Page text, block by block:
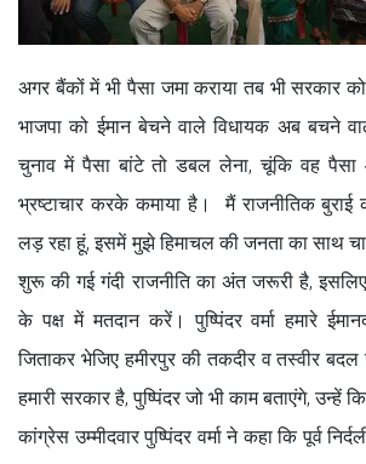
अगर बैंकों में भी पैसा जमा कराया तब भी सरकार
भाजपा को ईमान बेचने वाले विधायक अब बचने
चुनाव में पैसा बांटे तो डबल लेना, चूंकि वह
भ्रष्टाचार करके कमाया है। मैं राजनीतिक
लड़ रहा हूं, इसमें मुझे हिमाचल की जनता का साथ
शुरू की गई गंदी राजनीति का अंत जरूरी है,
के पक्ष में मतदान करें। पुष्पिंदर वर्मा हमारे
जिताकर भेजिए हमीरपुर की तकदीर व तस्वीर
हमारी सरकार है, पुष्पिंदर जो भी काम बताएंगे, उन्हें
कांग्रेस उम्मीदवार पुष्पिंदर वर्मा ने कहा कि पूर्व